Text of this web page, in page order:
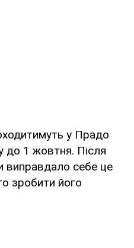
у Прадо
до 1 жовтня. Після
виправдало себе це
зробити його